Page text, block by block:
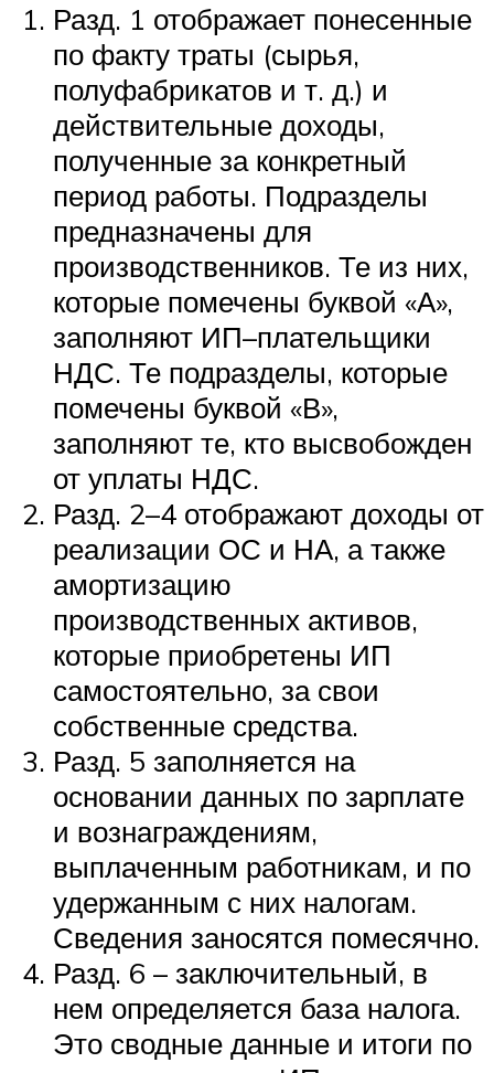
Разд. 1 отображает понесенные
по факту траты (сырья,
полуфабрикатов и т. д.) и
действительные доходы,
полученные за конкретный
период работы. Подразделы
предназначены для
производственников. Те из них,
которые помечены буквой «А»,
заполняют ИП–плательщики
НДС. Те подразделы, которые
помечены буквой «В»,
заполняют те, кто высвобожден
от уплаты НДС.
Разд. 2–4 отображают доходы от
реализации ОС и НА, а также
амортизацию
производственных активов,
которые приобретены ИП
самостоятельно, за свои
собственные средства.
Разд. 5 заполняется на
основании данных по зарплате
и вознаграждениям,
выплаченным работникам, и по
удержанным с них налогам.
Сведения заносятся помесячно.
Разд. 6 – заключительный, в
нем определяется база налога.
Это сводные данные и итоги по